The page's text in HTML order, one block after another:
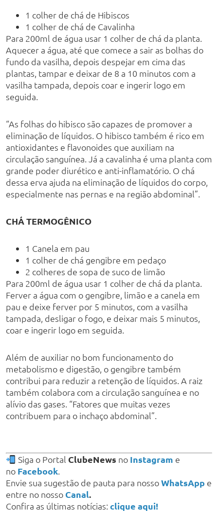
1 colher de chá de Hibiscos
1 colher de chá de Cavalinha
Para 200ml de água usar 1 colher de chá da planta.
Aquecer a água, até que comece a sair as bolhas do
fundo da vasilha, depois despejar em cima das
plantas, tampar e deixar de 8 a 10 minutos com a
vasilha tampada, depois coar e ingerir logo em
seguida.
“As folhas do hibisco são capazes de promover a
eliminação de líquidos. O hibisco também é rico em
antioxidantes e flavonoides que auxiliam na
circulação sanguínea. Já a cavalinha é uma planta com
grande poder diurético e anti-inflamatório. O chá
dessa erva ajuda na eliminação de líquidos do corpo,
especialmente nas pernas e na região abdominal”.
CHÁ TERMOGÊNICO
1 Canela em pau
1 colher de chá gengibre em pedaço
2 colheres de sopa de suco de limão
Para 200ml de água usar 1 colher de chá da planta.
Ferver a água com o gengibre, limão e a canela em
pau e deixe ferver por 5 minutos, com a vasilha
tampada, desligar o fogo, e deixar mais 5 minutos,
coar e ingerir logo em seguida.
Além de auxiliar no bom funcionamento do
metabolismo e digestão, o gengibre também
contribui para reduzir a retenção de líquidos. A raiz
também colabora com a circulação sanguínea e no
alívio das gases. “Fatores que muitas vezes
contribuem para o inchaço abdominal”.
Siga o Portal ClubeNews no Instagram e
no Facebook.
Envie sua sugestão de pauta para nossoWhatsApp e
entre no nosso Canal.
Confira as últimas notícias: clique aqui!